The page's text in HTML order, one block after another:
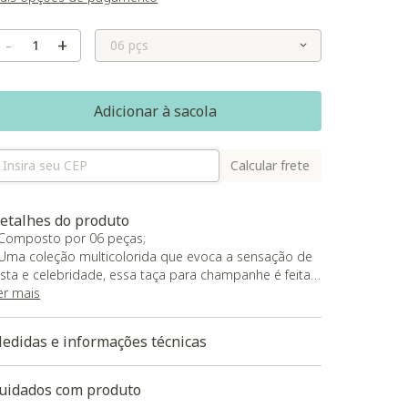
- + Selecione o Tamanho
Adicionar à sacola
Calcular frete
do produto
por 06 peças;
coleção multicolorida que evoca a sensação de
e celebridade, essa taça para champanhe é feita
cristal, material nobre e transparente que reflete a
atraente, capaz de encher qualquer espaço de
com energia e entusiasmo.
mais
e informações técnicas
com produto